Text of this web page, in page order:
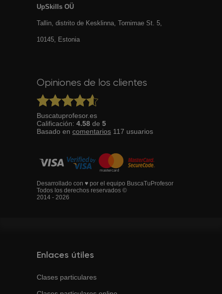
UpSkills OÜ
Tallin, distrito de Kesklinna, Tornimаe St. 5,
10145, Estonia
Opiniones de los clientes
Buscatuprofesor.es
Calificación: 4.58 de 5
Basado en comentarios 117 usuarios
Desarrollado con ♥ por el equipo BuscaTuProfesor
Todos los derechos reservados ©
2014 - 2026
Enlaces útiles
Clases particulares